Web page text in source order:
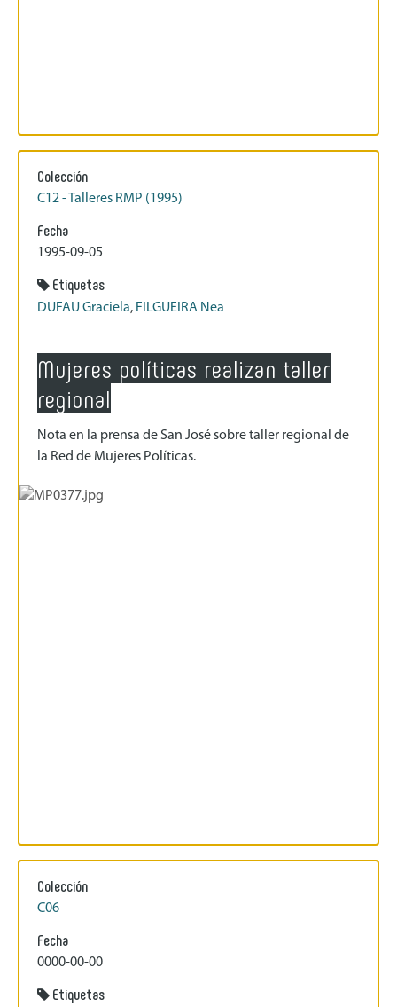
Colección
C12 - Talleres RMP (1995)
Fecha
1995-09-05
Etiquetas
DUFAU Graciela, FILGUEIRA Nea
Mujeres políticas realizan taller
regional
Nota en la prensa de San José sobre taller regional de
la Red de Mujeres Políticas.
Colección
C06
Fecha
0000-00-00
Etiquetas